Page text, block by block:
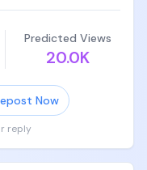
Predicted Views
20.0K
Now
reply